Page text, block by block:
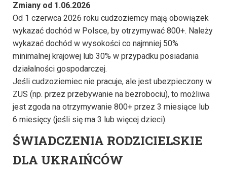
Zmiany od 1.06.2026
Od 1 czerwca 2026 roku cudzoziemcy mają obowiązek
wykazać dochód w Polsce, by otrzymywać 800+. Należy
wykazać dochód w wysokości co najmniej 50%
minimalnej krajowej lub 30% w przypadku posiadania
działalności gospodarczej.
Jeśli cudzoziemiec nie pracuje, ale jest ubezpieczony w
ZUS (np. przez przebywanie na bezrobociu), to możliwa
jest zgoda na otrzymywanie 800+ przez 3 miesiące lub
6 miesięcy (jeśli się ma 3 lub więcej dzieci).
ŚWIADCZENIA RODZICIELSKIE
DLA UKRAIŃCÓW